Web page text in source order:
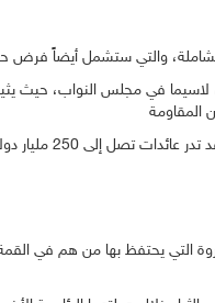
لاسيما في مجلس النواب، حيث
بدورها، قالت
التي يحتفظ بها من هم في